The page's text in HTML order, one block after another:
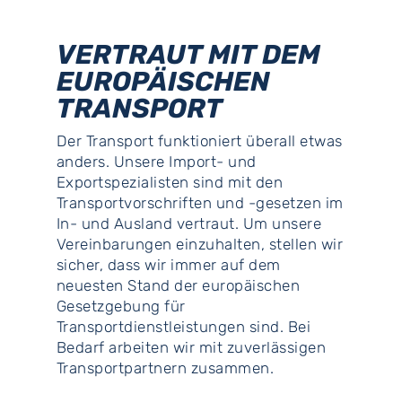
VERTRAUT MIT DEM
EUROPÄISCHEN
TRANSPORT
Der Transport funktioniert überall etwas
anders. Unsere Import- und
Exportspezialisten sind mit den
Transportvorschriften und -gesetzen im
In- und Ausland vertraut. Um unsere
Vereinbarungen einzuhalten, stellen wir
sicher, dass wir immer auf dem
neuesten Stand der europäischen
Gesetzgebung für
Transportdienstleistungen sind. Bei
Bedarf arbeiten wir mit zuverlässigen
Transportpartnern zusammen.